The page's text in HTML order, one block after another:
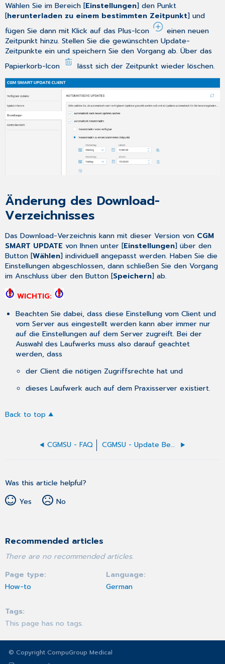
Wählen Sie im Bereich [Einstellungen] den Punkt
[herunterladen zu einem bestimmten Zeitpunkt] und
fügen Sie dann mit Klick auf das Plus-Icon
einen neuen
Zeitpunkt hinzu. Stellen Sie die gewünschten Update-
Zeitpunkte ein und speichern Sie den Vorgang ab. Über das
Papierkorb-Icon
lässt sich der Zeitpunkt wieder löschen.
Änderung des Download-
Verzeichnisses
Das Download-Verzeichnis kann mit dieser Version von CGM
SMART UPDATE von Ihnen unter [Einstellungen] über den
Button [Wählen] individuell angepasst werden. Haben Sie die
Einstellungen abgeschlossen, dann schließen Sie den Vorgang
im Anschluss über den Button [Speichern] ab.
WICHTIG:
Beachten Sie dabei, dass diese Einstellung vom Client und
vom Server aus eingestellt werden kann aber immer nur
auf die Einstellungen auf dem Server zugreift. Bei der
Auswahl des Laufwerks muss also darauf geachtet
werden, dass
der Client die nötigen Zugriffsrechte hat und
dieses Laufwerk auch auf dem Praxisserver existiert.
Back to top
CGMSU - FAQ CGMSU - Update Benachrichtigung
Was this article helpful?
Yes
No
Recommended articles
There are no recommended articles.
Page type
How-to
Language
German
Tags
This page has no tags.
© Copyright CompuGroup Medical